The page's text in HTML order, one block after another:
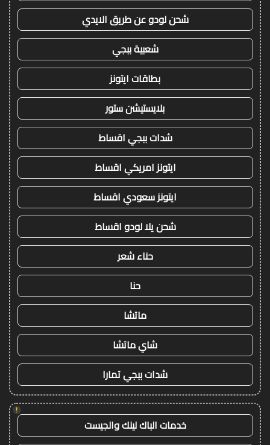
شحن لودو عن طريق الايدي
شعبية ببجي
بطاقات ايتونز
بلايستيشن ستور
شدات ببجي اقساط
ايتونز امريكي اقساط
ايتونز سعودي اقساط
شحن يلا لودو اقساط
حناء شعر
حنا
ماتشا
شاي ماتشا
شدات ببجي تمارا
!
خدمات الباك لينك والجيست